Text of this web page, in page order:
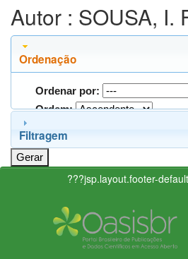
Autor : SOUSA, I.
Ordenação
Ordenar por:
Ordem:
Filtragem
???jsp.layout.footer-